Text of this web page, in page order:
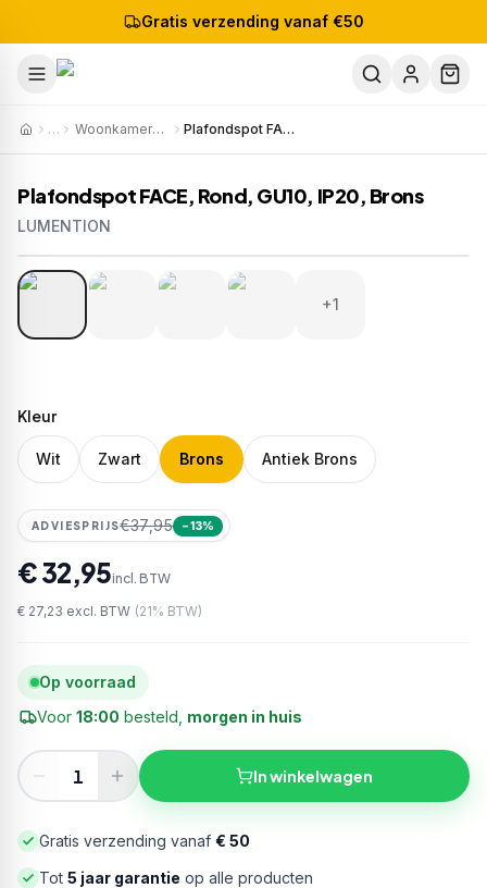
Gratis verzending vanaf €50
… Woonkamerverlichting Plafondspot FACE, Rond, GU10, IP20, Brons
Plafondspot FACE, Rond, GU10, IP20, Brons
LUMENTION
Artikelnr:S817EAN:8721381540665
+1
Kleur
Wit Zwart Brons Antiek Brons
ADVIESPRIJS€37,95 −13%
€ 32,95incl. BTW
€ 27,23 excl. BTW (21% BTW)
Op voorraad
Voor 18:00 besteld, morgen in huis
In winkelwagen
Gratis verzending vanaf € 50
Tot 5 jaar garantie op alle producten